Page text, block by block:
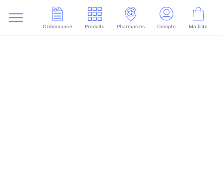
Ordonnance Produits Pharmacies Compte Ma liste